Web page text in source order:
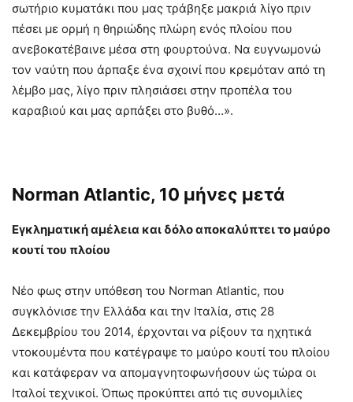
σωτήριο κυματάκι που μας τράβηξε μακριά λίγο πριν
πέσει με ορμή η θηριώδης πλώρη ενός πλοίου που
ανεβοκατέβαινε μέσα στη φουρτούνα. Να ευγνωμονώ
τον ναύτη που άρπαξε ένα σχοινί που κρεμόταν από τη
λέμβο μας, λίγο πριν πλησιάσει στην προπέλα του
καραβιού και μας αρπάξει στο βυθό…».
Norman Atlantic, 10 μήνες μετά
Εγκληματική αμέλεια και δόλο αποκαλύπτει το μαύρο
κουτί του πλοίου
Νέο φως στην υπόθεση του Norman Atlantic, που
συγκλόνισε την Ελλάδα και την Ιταλία, στις 28
Δεκεμβρίου του 2014, έρχονται να ρίξουν τα ηχητικά
ντοκουμέντα που κατέγραψε το μαύρο κουτί του πλοίου
και κατάφεραν να απομαγνητοφωνήσουν ώς τώρα οι
Ιταλοί τεχνικοί. Όπως προκύπτει από τις συνομιλίες